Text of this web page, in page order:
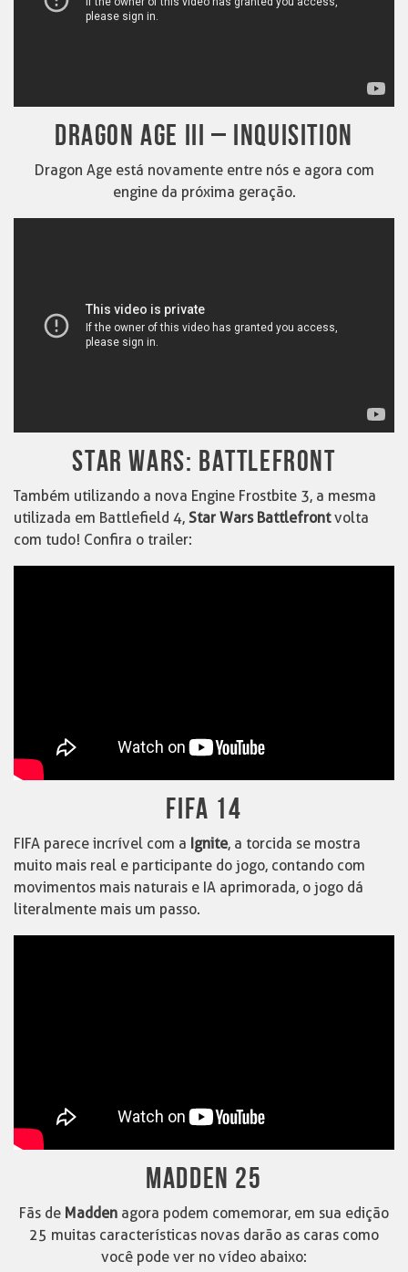
DRAGON AGE III – INQUISITION
Dragon Age está novamente entre nós e agora com
engine da próxima geração.
STAR WARS: BATTLEFRONT
Também utilizando a nova Engine Frostbite 3, a mesma
utilizada em Battlefield 4, Star Wars Battlefrontvolta
com tudo! Confira o trailer:
FIFA 14
FIFA parece incrível com a Ignite, a torcida se mostra
muito mais real e participante do jogo, contando com
movimentos mais naturais e IA aprimorada, o jogo dá
literalmente mais um passo.
MADDEN 25
Fãs de Madden agora podem comemorar, em sua edição
25 muitas características novas darão as caras como
você pode ver no vídeo abaixo: